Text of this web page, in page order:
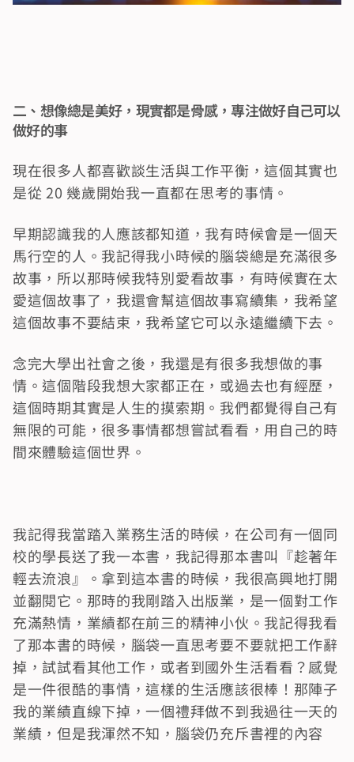
二、想像總是美好，現實都是骨感，專注做好自己可以
做好的事
現在很多人都喜歡談生活與工作平衡，這個其實也
是從 20 幾歲開始我一直都在思考的事情。
早期認識我的人應該都知道，我有時候會是一個天
馬行空的人。我記得我小時候的腦袋總是充滿很多
故事，所以那時候我特別愛看故事，有時候實在太
愛這個故事了，我還會幫這個故事寫續集，我希望
這個故事不要結束，我希望它可以永遠繼續下去。
念完大學出社會之後，我還是有很多我想做的事
情。這個階段我想大家都正在，或過去也有經歷，
這個時期其實是人生的摸索期。我們都覺得自己有
無限的可能，很多事情都想嘗試看看，用自己的時
間來體驗這個世界。
我記得我當踏入業務生活的時候，在公司有一個同
校的學長送了我一本書，我記得那本書叫『趁著年
輕去流浪』。拿到這本書的時候，我很高興地打開
並翻閱它。那時的我剛踏入出版業，是一個對工作
充滿熱情，業績都在前三的精神小伙。我記得我看
了那本書的時候，腦袋一直思考要不要就把工作辭
掉，試試看其他工作，或者到國外生活看看？感覺
是一件很酷的事情，這樣的生活應該很棒！那陣子
我的業績直線下掉，一個禮拜做不到我過往一天的
業績，但是我渾然不知，腦袋仍充斥書裡的內容